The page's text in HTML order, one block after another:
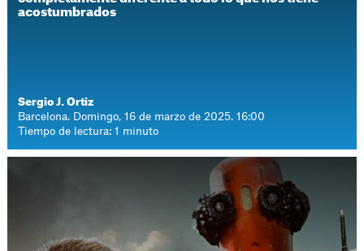
acostumbrados
Sergio J. Ortiz
Barcelona. Domingo, 16 de marzo de 2025. 16:00
Tiempo de lectura: 1 minuto